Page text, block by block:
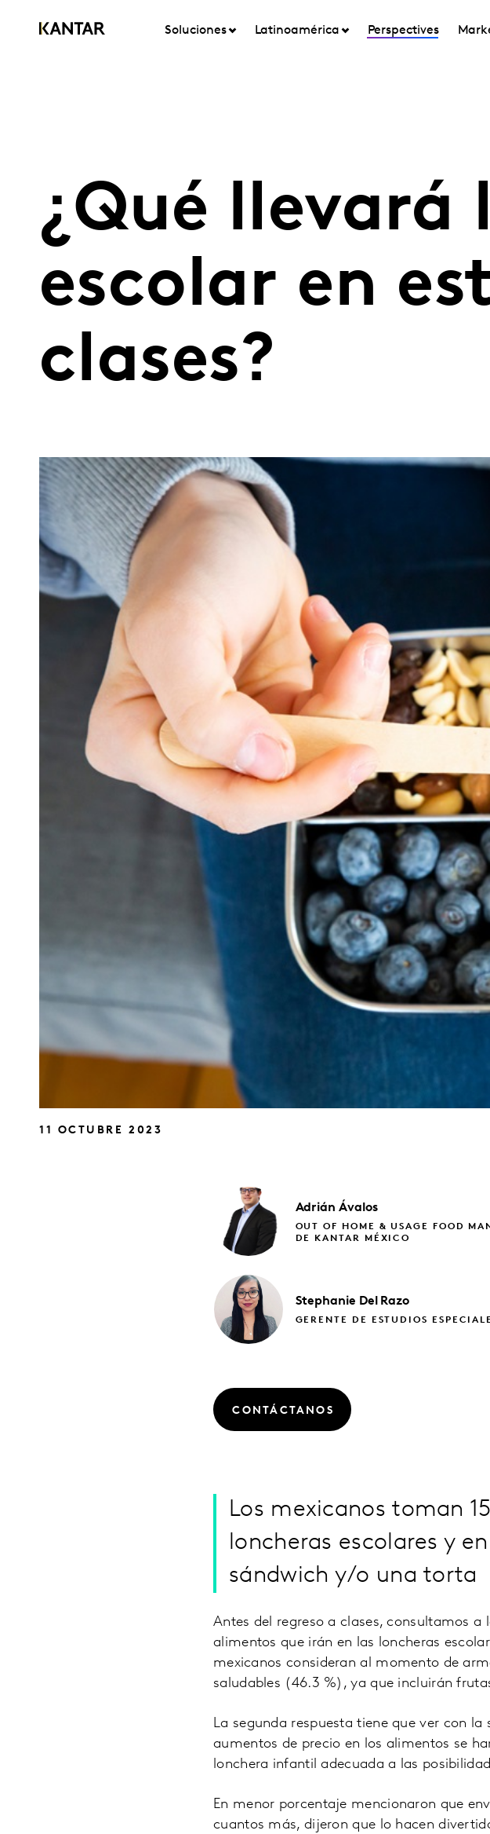
Soluciones Latinoamérica Perspectives
¿Qué llevará
escolar en
clases?
11 OCTUBRE 2023
Adrián Ávalos
OUT OF HOME & USAGE FOOD
DE KANTAR MÉXICO
Stephanie Del Razo
GERENTE DE ESTUDIOS
CONTÁCTANOS
Los mexicanos toman
loncheras escolares y
sándwich y/o una torta
Antes del regreso a clases, consultamos
alimentos que irán en las loncheras
mexicanos consideran al momento de
saludables (46.3 %), ya que incluirán
La segunda respuesta tiene que ver con
aumentos de precio en los alimentos se
lonchera infantil adecuada a las
En menor porcentaje mencionaron que
cuantos más, dijeron que lo hacen